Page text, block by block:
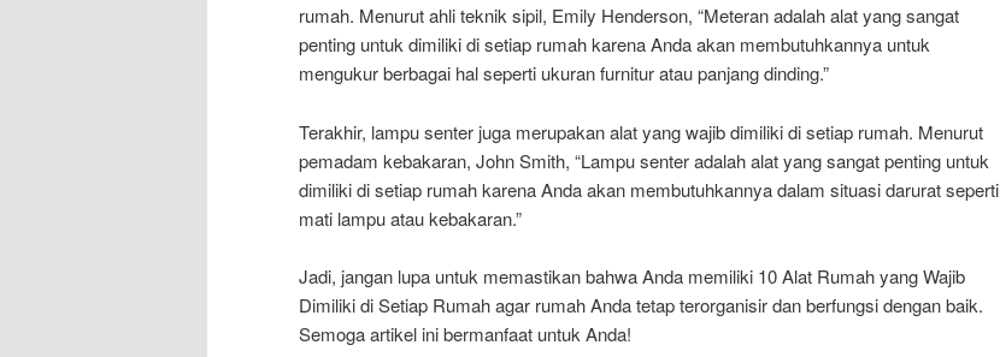
rumah. Menurut ahli teknik sipil, Emily Henderson, “Meteran adalah alat yang sangat
penting untuk dimiliki di setiap rumah karena Anda akan membutuhkannya untuk
mengukur berbagai hal seperti ukuran furnitur atau panjang dinding.”
Terakhir, lampu senter juga merupakan alat yang wajib dimiliki di setiap rumah. Menurut
pemadam kebakaran, John Smith, “Lampu senter adalah alat yang sangat penting untuk
dimiliki di setiap rumah karena Anda akan membutuhkannya dalam situasi darurat seperti
mati lampu atau kebakaran.”
Jadi, jangan lupa untuk memastikan bahwa Anda memiliki 10 Alat Rumah yang Wajib
Dimiliki di Setiap Rumah agar rumah Anda tetap terorganisir dan berfungsi dengan baik.
Semoga artikel ini bermanfaat untuk Anda!